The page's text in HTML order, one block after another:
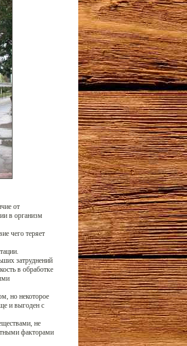
от
в организм
чего теряет
затруднений
в обработке
но некоторое
и выгоден с
не
факторами